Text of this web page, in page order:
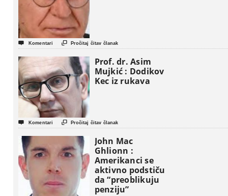
 Komentari  Pročitaj čitav članak
Prof. dr. Asim
Mujkić : Dodikov
Kec iz rukava
 Komentari  Pročitaj čitav članak
John Mac
Ghlionn :
Amerikanci se
aktivno podstiču
da “preoblikuju
penziju”